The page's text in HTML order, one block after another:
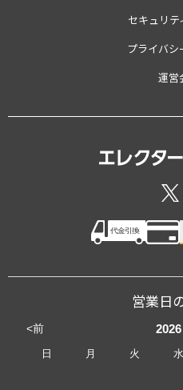
セキュリテ
プライバシ
運営
営業日
<前 2026
日 月 火 水